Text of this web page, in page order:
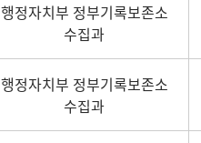
행정자치부 정부기록보존소
수집과
행정자치부 정부기록보존소
수집과